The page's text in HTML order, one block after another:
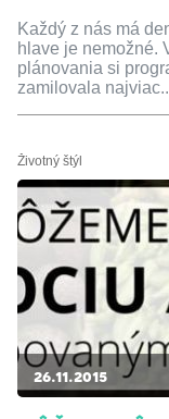
Každý z nás má
hlave je nemožné.
plánovania si
zamilovala
Životný štýl
26.11.2015